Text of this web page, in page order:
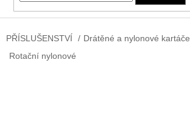
PŘÍSLUŠENSTVÍ / Drátěné a nylonové kartáče
Rotační nylonové